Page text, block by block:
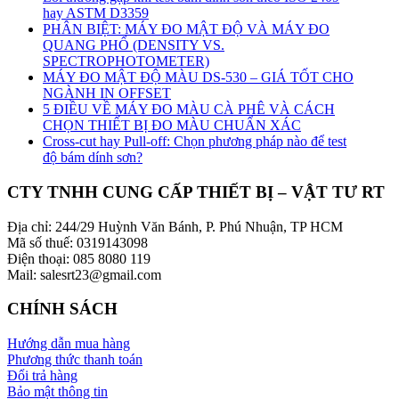
hay ASTM D3359
PHÂN BIỆT: MÁY ĐO MẬT ĐỘ VÀ MÁY ĐO
QUANG PHỔ (DENSITY VS.
SPECTROPHOTOMETER)
MÁY ĐO MẬT ĐỘ MÀU DS-530 – GIÁ TỐT CHO
NGÀNH IN OFFSET
5 ĐIỀU VỀ MÁY ĐO MÀU CÀ PHÊ VÀ CÁCH
CHỌN THIẾT BỊ ĐO MÀU CHUẨN XÁC
Cross-cut hay Pull-off: Chọn phương pháp nào để test
độ bám dính sơn?
CTY TNHH CUNG CẤP THIẾT BỊ – VẬT TƯ RT
Địa chỉ: 244/29 Huỳnh Văn Bánh, P. Phú Nhuận, TP HCM
Mã số thuế: 0319143098
Điện thoại: 085 8080 119
Mail: salesrt23@gmail.com
CHÍNH SÁCH
Hướng dẫn mua hàng
Phương thức thanh toán
Đổi trả hàng
Bảo mật thông tin